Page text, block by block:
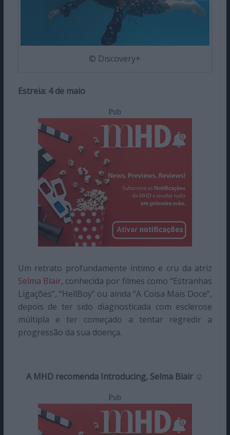
© Discovery+
Estreia: 4 de maio
Pub
Um retrato profundamente íntimo e cru da atriz
Selma Blair, conhecida por filmes como “Estranhas
Ligações”, “HellBoy” ou ainda “A Coisa Mais Doce”,
depois de ter sido diagnosticada com esclerose
múltipla e ter começado a tentar regredir a
progressão da sua doença.
A MHD recomenda Introducing, Selma Blair ☺️
Pub